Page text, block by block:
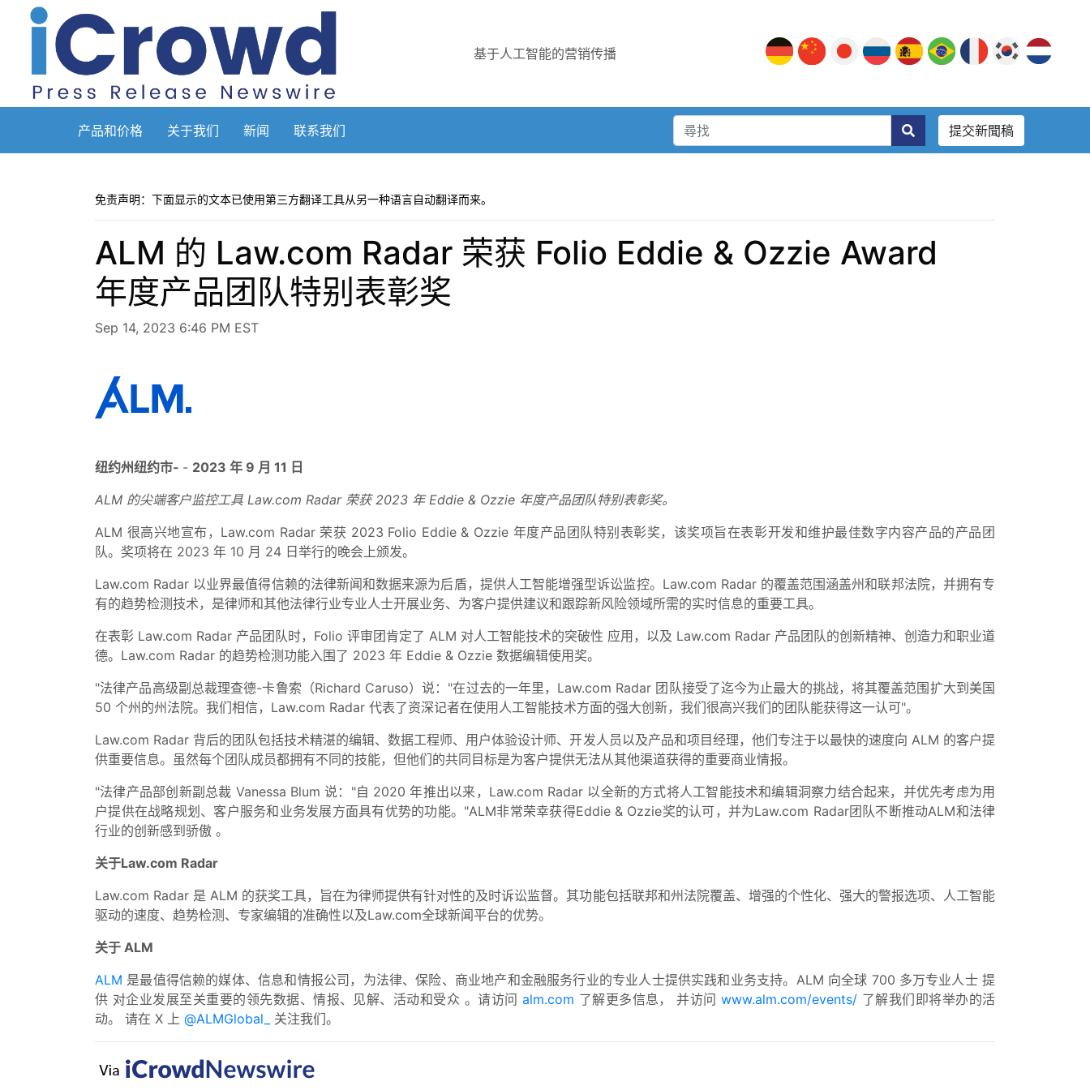
基于人工智能的营销传播
产品和价格 关于我们 新闻 联系我们 提交新聞稿
免责声明：下面显示的文本已使用第三方翻译工具从另一种语言自动翻译而来。
ALM 的 Law.com Radar 荣获 Folio Eddie & Ozzie Award
年度产品团队特别表彰奖
Sep 14, 2023 6:46 PM EST
纽约州纽约市- - 2023 年 9 月 11 日
ALM 的尖端客户监控工具 Law.com Radar 荣获 2023 年 Eddie & Ozzie 年度产品团队特别表彰奖。
ALM 很高兴地宣布，Law.com Radar 荣获 2023 Folio Eddie & Ozzie 年度产品团队特别表彰奖，该奖项旨在表彰开发和维护最佳数字内容产品的产品团
队。奖项将在 2023 年 10 月 24 日举行的晚会上颁发。
Law.com Radar 以业界最值得信赖的法律新闻和数据来源为后盾，提供人工智能增强型诉讼监控。Law.com Radar 的覆盖范围涵盖州和联邦法院，并拥有专
有的趋势检测技术，是律师和其他法律行业专业人士开展业务、为客户提供建议和跟踪新风险领域所需的实时信息的重要工具。
在表彰 Law.com Radar 产品团队时，Folio 评审团肯定了 ALM 对人工智能技术的突破性 应用，以及 Law.com Radar 产品团队的创新精神、创造力和职业道
德。Law.com Radar 的趋势检测功能入围了 2023 年 Eddie & Ozzie 数据编辑使用奖。
"法律产品高级副总裁理查德-卡鲁索（Richard Caruso）说："在过去的一年里，Law.com Radar 团队接受了迄今为止最大的挑战，将其覆盖范围扩大到美国
50 个州的州法院。我们相信，Law.com Radar 代表了资深记者在使用人工智能技术方面的强大创新，我们很高兴我们的团队能获得这一认可"。
Law.com Radar 背后的团队包括技术精湛的编辑、数据工程师、用户体验设计师、开发人员以及产品和项目经理，他们专注于以最快的速度向 ALM 的客户提
供重要信息。虽然每个团队成员都拥有不同的技能，但他们的共同目标是为客户提供无法从其他渠道获得的重要商业情报。
"法律产品部创新副总裁 Vanessa Blum 说： "自 2020 年推出以来，Law.com Radar 以全新的方式将人工智能技术和编辑洞察力结合起来，并优先考虑为用
户提供在战略规划、客户服务和业务发展方面具有优势的功能。 "ALM非常荣幸获得Eddie & Ozzie奖的认可，并为Law.com Radar团队不断推动ALM和法律
行业的创新感到骄傲 。
关于Law.com Radar
Law.com Radar 是 ALM 的获奖工具，旨在为律师提供有针对性的及时诉讼监督。其功能包括联邦和州法院覆盖、增强的个性化、强大的警报选项、人工智能
驱动的速度、趋势检测、专家编辑的准确性以及Law.com全球新闻平台的优势。
关于 ALM
ALM 是最值得信赖的媒体、信息和情报公司，为法律、保险、商业地产和金融服务行业的专业人士提供实践和业务支持。ALM 向全球 700 多万专业人士提
供 对企业发展至关重要的领先数据、情报、见解、活动和受众 。请访问 alm.com 了解更多信息，并访问 www.alm.com/events/ 了解我们即将举办的活
动。 请在 X 上 @ALMGlobal_ 关注我们。